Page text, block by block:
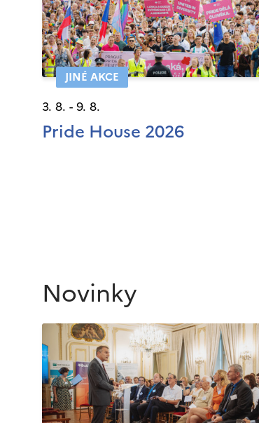
JINÉ AKCE
3. 8. - 9. 8.
Pride House 2026
Novinky